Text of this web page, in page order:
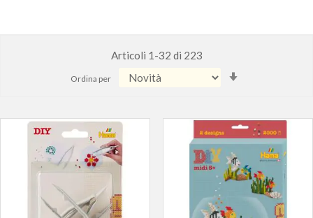
Articoli 1 -32 di 223
Ordina per